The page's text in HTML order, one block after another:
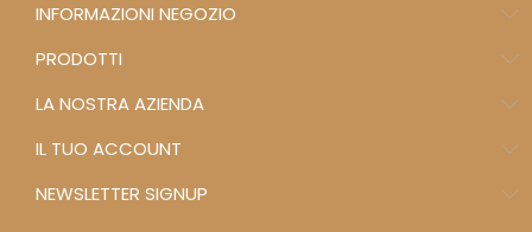
INFORMAZIONI NEGOZIO
PRODOTTI
LA NOSTRA AZIENDA
IL TUO ACCOUNT
NEWSLETTER SIGNUP